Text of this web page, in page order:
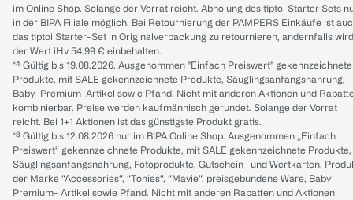
im Online Shop. Solange der Vorrat reicht. Abholung des tiptoi Starter Sets
in der BIPA Filiale möglich. Bei Retournierung der PAMPERS Einkäufe ist
das tiptoi Starter-Set in Originalverpackung zu retournieren, andernfalls wird
der Wert iHv 54.99 € einbehalten.
*⁴ Gültig bis 19.08.2026. Ausgenommen "Einfach Preiswert" gekennzeichnete
Produkte, mit SALE gekennzeichnete Produkte, Säuglingsanfangsnahrung,
Baby-Premium-Artikel sowie Pfand. Nicht mit anderen Aktionen und
kombinierbar. Preise werden kaufmännisch gerundet. Solange der Vorrat
reicht. Bei 1+1 Aktionen ist das günstigste Produkt gratis.
*⁸ Gültig bis 12.08.2026 nur im BIPA Online Shop. Ausgenommen „Einfach
Preiswert“ gekennzeichnete Produkte, mit SALE gekennzeichnete Produkte,
Säuglingsanfangsnahrung, Fotoprodukte, Gutschein- und Wertkarten,
der Marke “Accessories“, “Tonies“, “Mavie“, preisgebundene Ware, Baby
Premium- Artikel sowie Pfand. Nicht mit anderen Rabatten und Aktionen